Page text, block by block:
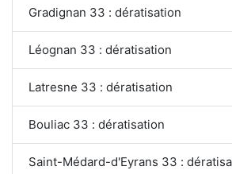
Gradignan 33 : dératisation
Léognan 33 : dératisation
Latresne 33 : dératisation
Bouliac 33 : dératisation
Saint-Médard-d'Eyrans 33 :